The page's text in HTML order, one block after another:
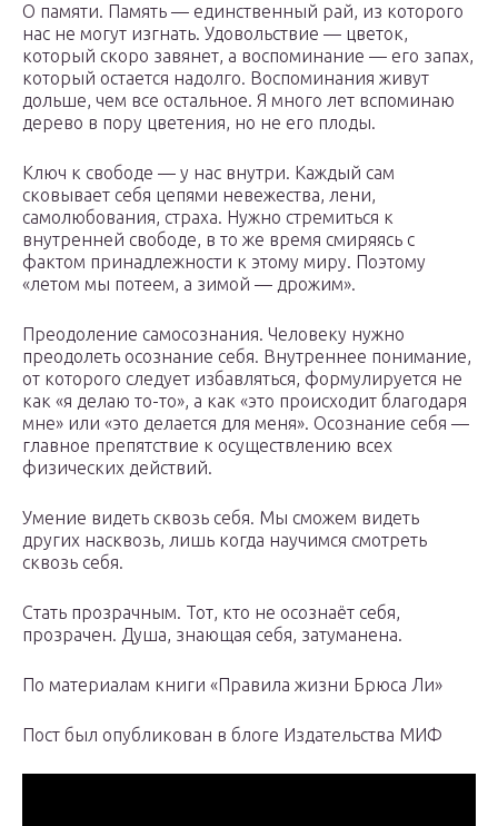
О памяти. Память — единственный рай, из которого
нас не могут изгнать. Удовольствие — цветок,
который скоро завянет, а воспоминание — его запах,
который остается надолго. Воспоминания живут
дольше, чем все остальное. Я много лет вспоминаю
дерево в пору цветения, но не его плоды.
Ключ к свободе — у нас внутри. Каждый сам
сковывает себя цепями невежества, лени,
самолюбования, страха. Нужно стремиться к
внутренней свободе, в то же время смиряясь с
фактом принадлежности к этому миру. Поэтому
«летом мы потеем, а зимой — дрожим».
Преодоление самосознания. Человеку нужно
преодолеть осознание себя. Внутреннее понимание,
от которого следует избавляться, формулируется не
как «я делаю то-то», а как «это происходит благодаря
мне» или «это делается для меня». Осознание себя —
главное препятствие к осуществлению всех
физических действий.
Умение видеть сквозь себя. Мы сможем видеть
других насквозь, лишь когда научимся смотреть
сквозь себя.
Стать прозрачным. Тот, кто не осознаёт себя,
прозрачен. Душа, знающая себя, затуманена.
По материалам книги «Правила жизни Брюса Ли»
Пост был опубликован в блоге Издательства МИФ